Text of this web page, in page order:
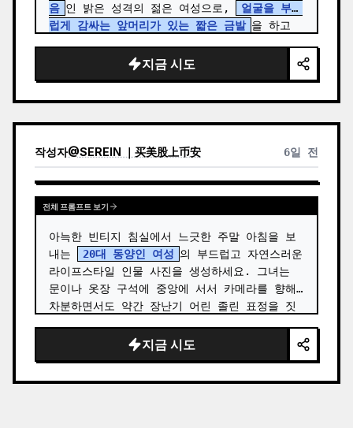
음 인 밝은 성격의 젊은 여성으로,
얼굴을 부드
럽게 감싸는 앞머리가 있는 짧은 금발 을 하고
나는 피부, 작은 링 귀걸이를 착용하고 카메라를
정…
지금 시도
작성자@SEREIN ｜买美股上币安 6일 전
전체 프롬프트 보기
아늑한 빈티지 침실에서 느긋한 주말 아침을 보
내는
20대 동양인 여성 의 부드럽고 자연스러운
라이프스타일 인물 사진을 생성하세요. 그녀는
문이나 옷장 구석에 중앙에 서서 카메라를 향해
차분하면서도 약간 장난기 어린 졸린 표정을 짓
피부 질감을 보여줍니다. …
지금 시도